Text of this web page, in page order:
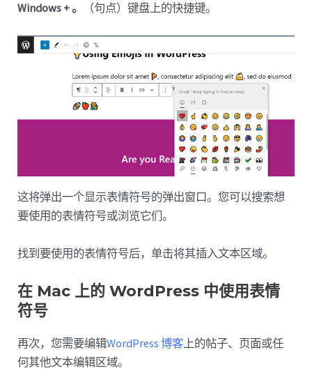
Windows + 。
（句点）键盘上的快捷键。
这将弹出一个显示表情符号的弹出窗口。您可以搜索想
要使用的表情符号或浏览它们。
找到要使用的表情符号后，单击将其插入文本区域。
在 Mac 上的 WordPress 中使用表情
符号
再次，您需要编辑WordPress 博客 上的帖子、页面或任
何其他文本编辑区域。